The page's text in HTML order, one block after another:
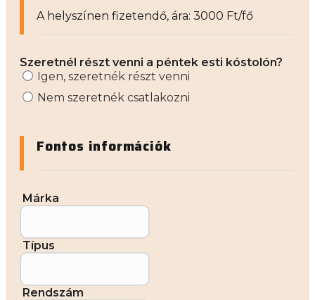
A helyszínen fizetendő, ára: 3000 Ft/fő
Szeretnél részt venni a péntek esti kóstolón?
Igen, szeretnék részt venni
Nem szeretnék csatlakozni
Fontos információk
Márka
Típus
Rendszám